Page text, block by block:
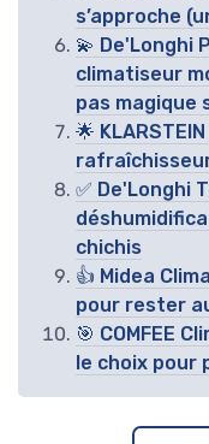
s’approche
💫 De'Longhi
climatiseur
pas magique
🌟
✅ De'Longhi
chichis
👍 Midea
pour rester
🎯 COMFEE
le choix pour